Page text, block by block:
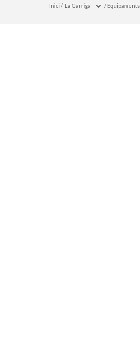
Inici / La Garriga / Equipaments